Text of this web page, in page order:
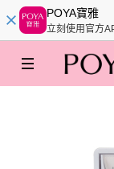
POYA寶雅
立刻使用官方